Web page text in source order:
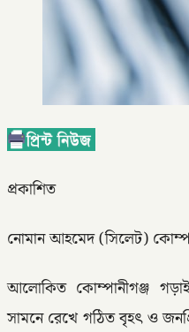
প্রকাশিত
নোমান আহমেদ (সিলেট)
আলোকিত কোম্পানীগঞ্জ
সামনে রেখে গঠিত বৃহৎ ও